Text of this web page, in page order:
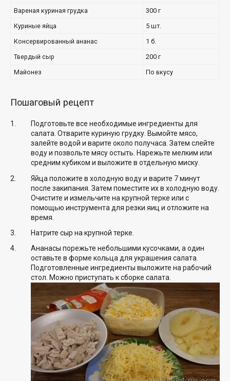
Вареная куриная грудка
300 г
Куриные яйца
5 шт.
Консервированный ананас
1 б.
Твердый сыр
200 г
Майонез
По вкусу
Пошаговый рецепт
Подготовьте все необходимые ингредиенты для
салата. Отварите куриную грудку. Вымойте мясо,
залейте водой и варите около получаса. Затем слейте
воду и позвольте мясу остыть. Нарежьте мелким или
средним кубиком и выложите в отдельную миску.
Яйца положите в холодную воду и варите 7 минут
после закипания. Затем поместите их в холодную воду.
Очистите и измельчите на крупной терке или с
помощью инструмента для резки яиц и отложите на
время.
Натрите сыр на крупной терке.
Ананасы порежьте небольшими кусочками, а один
оставьте в форме кольца для украшения салата.
Подготовленные ингредиенты выложите на рабочий
стол. Можно приступать к сборке салата.